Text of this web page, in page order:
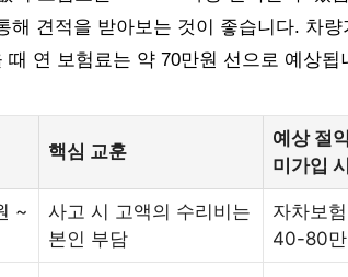
견적을 받아보는 것이 좋습니다. 차량
연 보험료는 약 70만원 선으로 예상됩
핵심 교훈
예상 절
미가입
~
사고 시 고액의 수리비는
본인 부담
자차보
40-80